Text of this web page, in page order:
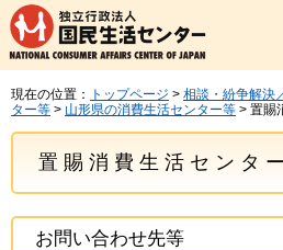
現在の位置： トップページ > 相談・紛争解決
ター等 > 山形県の消費生活センター等 > 置賜
置賜消費生活センター
お問い合わせ先等